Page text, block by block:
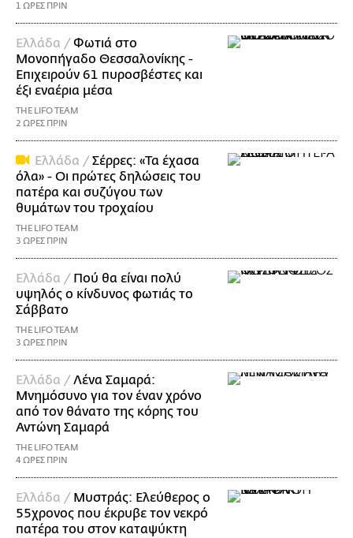
1 ΩΡΕΣ ΠΡΙΝ
Ελλάδα /Φωτιά στο
Μονοπήγαδο Θεσσαλονίκης -
Επιχειρούν 61 πυροσβέστες και
έξι εναέρια μέσα
THE LIFO TEAM
2 ΩΡΕΣ ΠΡΙΝ
Ελλάδα /Σέρρες: «Τα έχασα
όλα» - Οι πρώτες δηλώσεις του
πατέρα και συζύγου των
θυμάτων του τροχαίου
THE LIFO TEAM
3 ΩΡΕΣ ΠΡΙΝ
Ελλάδα / Πού θα είναι πολύ
υψηλός ο κίνδυνος φωτιάς το
Σάββατο
THE LIFO TEAM
3 ΩΡΕΣ ΠΡΙΝ
Ελλάδα /Λένα Σαμαρά:
Μνημόσυνο για τον έναν χρόνο
από τον θάνατο της κόρης του
Αντώνη Σαμαρά
THE LIFO TEAM
4 ΩΡΕΣ ΠΡΙΝ
Ελλάδα / Μυστράς: Ελεύθερος ο
55χρονος που έκρυβε τον νεκρό
πατέρα του στον καταψύκτη